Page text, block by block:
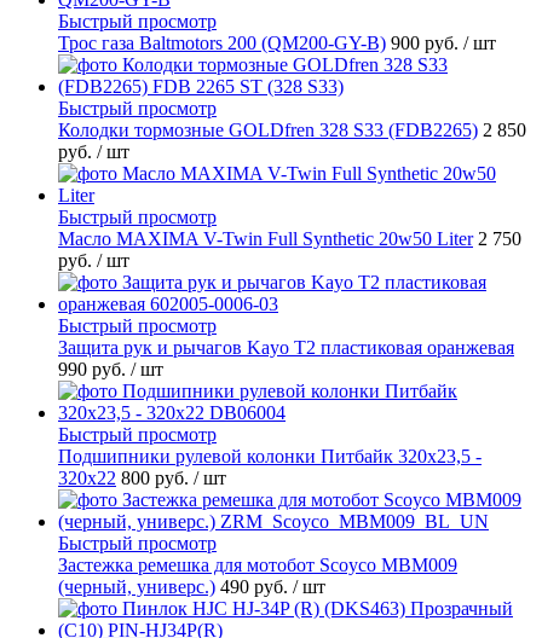
Быстрый просмотр
Трос газа Baltmotors 200 (QM200-GY-B) 900 руб. / шт
Быстрый просмотр
Колодки тормозные GOLDfren 328 S33 (FDB2265) 2 850
руб. / шт
Быстрый просмотр
Масло MAXIMA V-Twin Full Synthetic 20w50 Liter 2 750
руб. / шт
Быстрый просмотр
Защита рук и рычагов Kayo T2 пластиковая оранжевая
990 руб. / шт
Быстрый просмотр
Подшипники рулевой колонки Питбайк 320x23,5 -
320x22 800 руб. / шт
Быстрый просмотр
Застежка ремешка для мотобот Scoyco MBM009
(черный, универс.) 490 руб. / шт